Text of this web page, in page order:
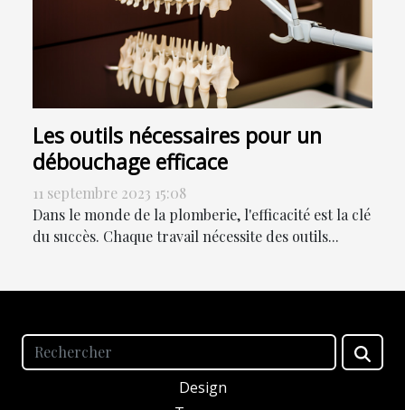
Les outils nécessaires pour un
débouchage efficace
11 septembre 2023 15:08
Dans le monde de la plomberie, l'efficacité est la clé
du succès. Chaque travail nécessite des outils...
Design